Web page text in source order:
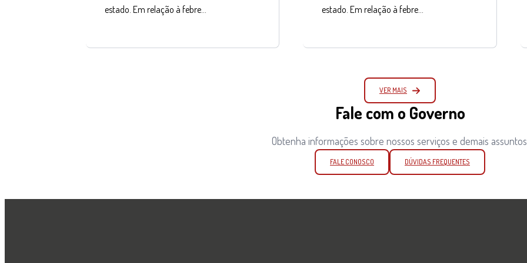
estado. Em relação à febre… estado. Em relação à febre…
VER MAIS
Fale com o Governo
Obtenha informações sobre nossos serviços e demais
FALE CONOSCO DÚVIDAS FREQUENTES